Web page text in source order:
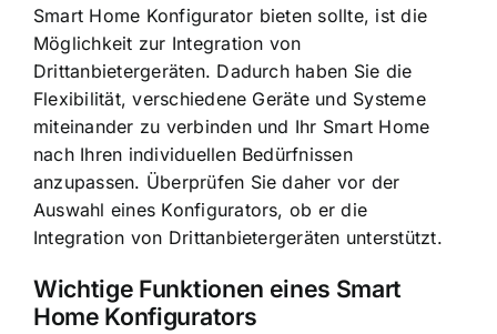
Smart Home Konfigurator bieten sollte, ist die
Möglichkeit zur Integration von
Drittanbietergeräten. Dadurch haben Sie die
Flexibilität, verschiedene Geräte und Systeme
miteinander zu verbinden und Ihr Smart Home
nach Ihren individuellen Bedürfnissen
anzupassen. Überprüfen Sie daher vor der
Auswahl eines Konfigurators, ob er die
Integration von Drittanbietergeräten unterstützt.
Wichtige Funktionen eines Smart
Home Konfigurators